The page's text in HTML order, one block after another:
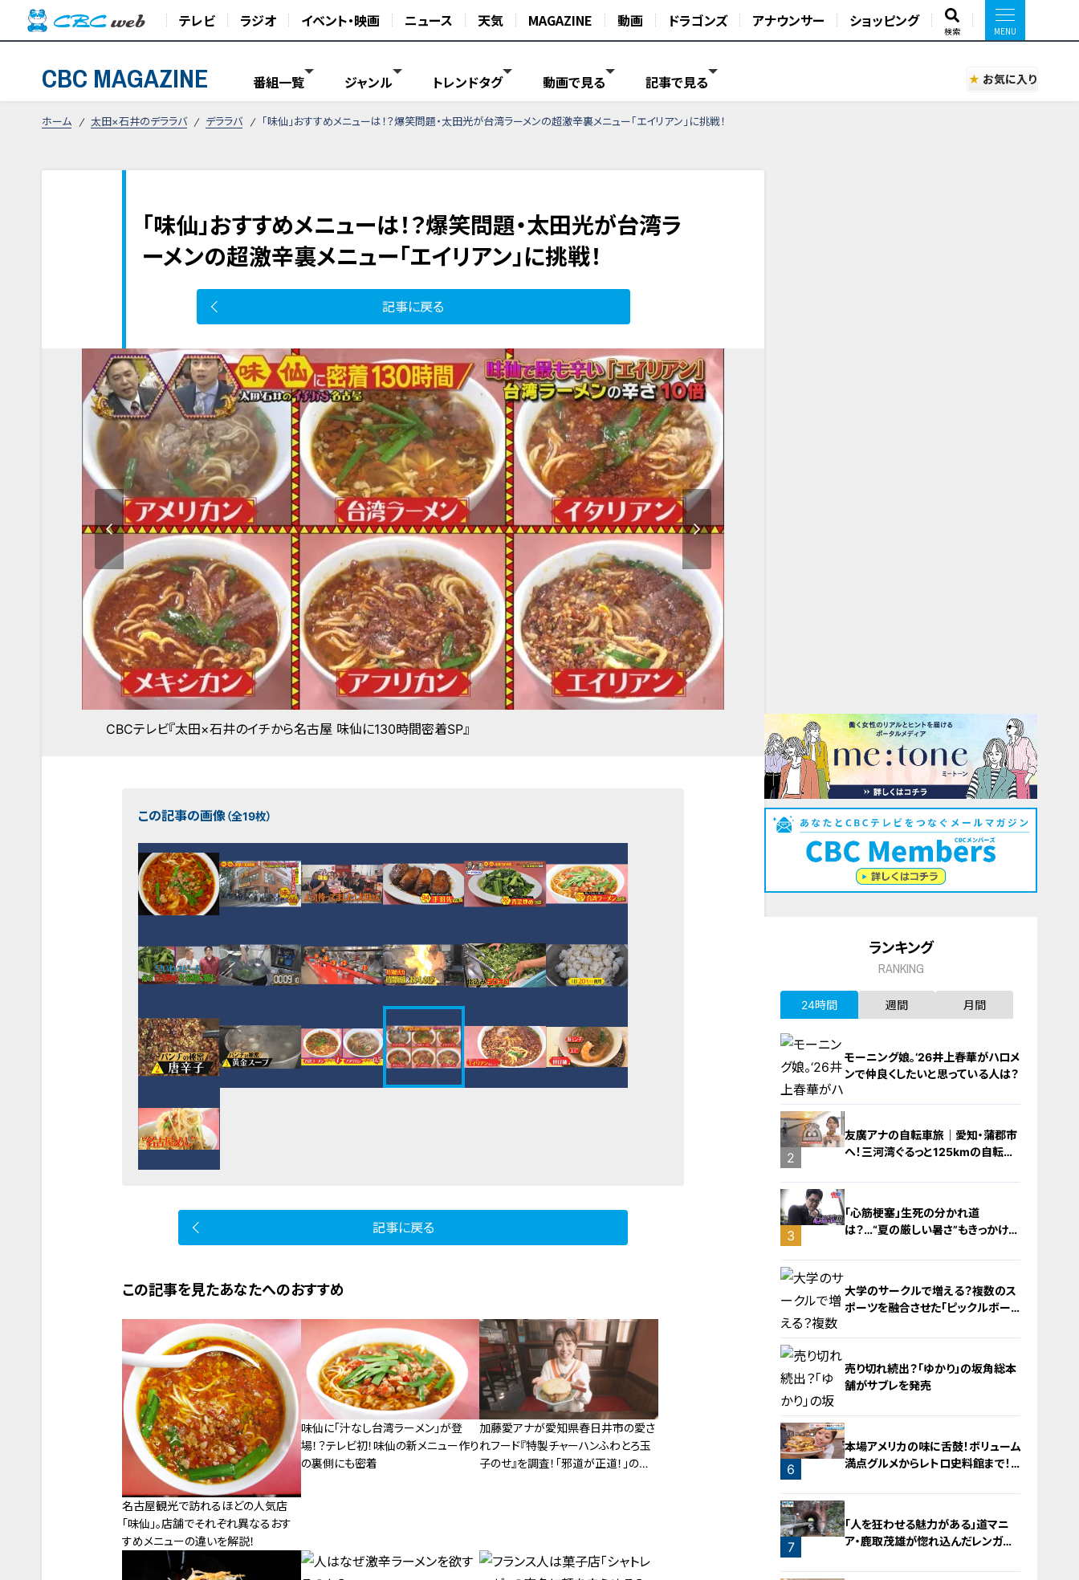
テレビ ラジオ イベント・映画 ニュース 天気 MAGAZINE 動画 ドラゴンズ アナウンサー ショッピング
検索
CBC MAGAZINE 番組一覧 ジャンル トレンドタグ 動画で見る 記事で見る お気に入り
ホーム 太田×石井のデララバ デララバ 「味仙」おすすめメニューは！？爆笑問題・太田光が台湾ラーメンの超激辛裏メニュー「エイリアン」に挑戦！
「味仙」おすすめメニューは！？爆笑問題・太田光が台湾ラ
ーメンの超激辛裏メニュー「エイリアン」に挑戦！
記事に戻る
CBCテレビ『太田×石井のイチから名古屋 味仙に130時間密着SP』
この記事の画像（全19枚）
記事に戻る
この記事を見たあなたへのおすすめ
名古屋観光で訪れるほどの人気店
「味仙」。店舗でそれぞれ異なるおす
すめメニューの違いを解説！
味仙に「汁なし台湾ラーメン」が登
場！？テレビ初！味仙の新メニュー作り
の裏側にも密着
加藤愛アナが愛知県春日井市の愛さ
れフード『特製チャーハンふわとろ玉
子のせ』を調査！「邪道が正道！」のチ
ランキング
RANKING
24時間 週間 月間
1
モーニング娘。‘26井上春華がハロメ
ンで仲良くしたいと思っている人は？
2
友廣アナの自転車旅｜愛知・蒲郡市
へ！三河湾ぐるっと125kmの自転車
3
「心筋梗塞」生死の分かれ道
は？…“夏の厳しい暑さ”もきっかけ
法
4
大学のサークルで増える？複数のス
ポーツを融合させた「ピックルボー
5
売り切れ続出？「ゆかり」の坂角総本
舗がサブレを発売
6
本場アメリカの味に舌鼓！ボリューム
満点グルメからレトロ史料館まで！
7
「人を狂わせる魅力がある」道マニ
ア・鹿取茂雄が惚れ込んだレンガの